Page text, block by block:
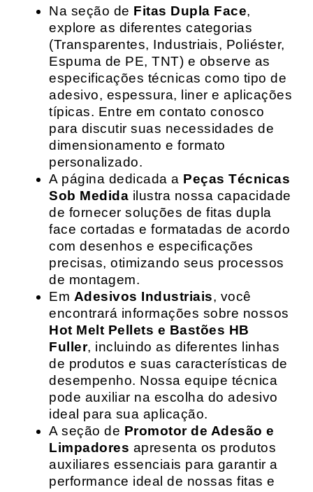
Na seção de Fitas Dupla Face,
explore as diferentes categorias
(Transparentes, Industriais, Poliéster,
Espuma de PE, TNT) e observe as
especificações técnicas como tipo de
adesivo, espessura, liner e aplicações
típicas. Entre em contato conosco
para discutir suas necessidades de
dimensionamento e formato
personalizado.
A página dedicada a Peças Técnicas
Sob Medida ilustra nossa capacidade
de fornecer soluções de fitas dupla
face cortadas e formatadas de acordo
com desenhos e especificações
precisas, otimizando seus processos
de montagem.
Em Adesivos Industriais, você
encontrará informações sobre nossos
Hot Melt Pellets e Bastões HB
Fuller, incluindo as diferentes linhas
de produtos e suas características de
desempenho. Nossa equipe técnica
pode auxiliar na escolha do adesivo
ideal para sua aplicação.
A seção de Promotor de Adesão e
Limpadores apresenta os produtos
auxiliares essenciais para garantir a
performance ideal de nossas fitas e